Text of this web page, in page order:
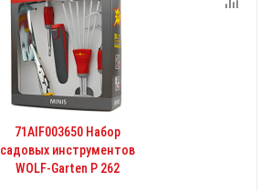
71AIF003650 Набор
садовых инструментов
WOLF-Garten P 262